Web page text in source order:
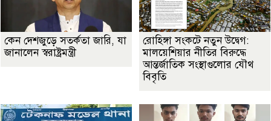
কেন দেশজুড়ে সতর্কতা জারি, যা
জানালেন স্বরাষ্ট্রমন্ত্রী
রোহিঙ্গা সংকটে নতুন উদ্বেগ:
মালয়েশিয়ার নীতির বিরুদ্ধে
আন্তর্জাতিক সংস্থাগুলোর যৌথ
বিবৃতি